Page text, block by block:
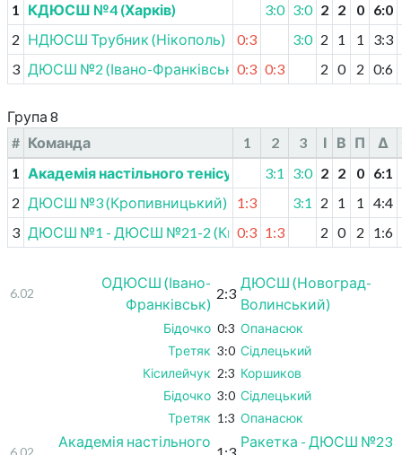
1 КДЮСШ №4 (Харків) 3:0 3:0 2 2 0 6:0
2 НДЮСШ Трубник (Нікополь) 0:3 3:0 2 1 1 3:3
3 ДЮСШ №2 (Івано-Франківськ)0:3 0:3 2 0 2 0:6
Група 8
# Команда 1 2 3 І В П Δ
1 Академія настільного тенісу-2 (Андріївка)
3:1 3:0 2 2 0 6:1
2 ДЮСШ №3 (Кропивницький) 1:3 3:1 2 1 1 4:4
3 ДЮСШ №1 - ДЮСШ №21-2 (Київ)
0:3 1:3 2 0 2 1:6
6.02
ОДЮСШ (Івано-
Франківськ)
2:3
ДЮСШ (Новоград-
Волинський)
Бідочко 0:3 Опанасюк
Третяк 3:0 Сідлецький
Кісилейчук 2:3 Коршиков
Бідочко 3:0 Сідлецький
Третяк 1:3 Опанасюк
6.02
Академія настільного
Ракетка - ДЮСШ №23